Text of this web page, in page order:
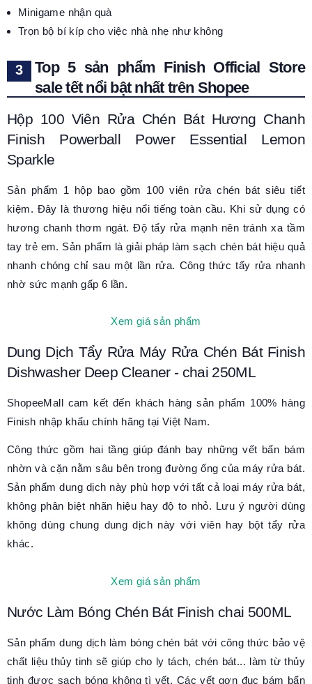
Minigame nhận quà
Trọn bộ bí kíp cho việc nhà nhẹ như không
Top 5 sản phẩm Finish Official Store
sale tết nổi bật nhất trên Shopee
Hộp 100 Viên Rửa Chén Bát Hương Chanh
Finish Powerball Power Essential Lemon
Sparkle
Sản phẩm 1 hộp bao gồm 100 viên rửa chén bát siêu tiết
kiệm. Đây là thương hiệu nổi tiếng toàn cầu. Khi sử dụng có
hương chanh thơm ngát. Độ tẩy rửa mạnh nên tránh xa tầm
tay trẻ em. Sản phẩm là giải pháp làm sạch chén bát hiệu quả
nhanh chóng chỉ sau một lần rửa. Công thức tẩy rửa nhanh
nhờ sức mạnh gấp 6 lần.
Xem giá sản phẩm
Dung Dịch Tẩy Rửa Máy Rửa Chén Bát Finish
Dishwasher Deep Cleaner - chai 250ML
ShopeeMall cam kết đến khách hàng sản phẩm 100% hàng
Finish nhập khẩu chính hãng tại Việt Nam.
Công thức gồm hai tầng giúp đánh bay những vết bẩn bám
nhờn và cặn nằm sâu bên trong đường ống của máy rửa bát.
Sản phẩm dung dịch này phù hợp với tất cả loại máy rửa bát,
không phân biệt nhãn hiệu hay độ to nhỏ. Lưu ý người dùng
không dùng chung dung dịch này với viên hay bột tẩy rửa
khác.
Xem giá sản phẩm
Nước Làm Bóng Chén Bát Finish chai 500ML
Sản phẩm dung dịch làm bóng chén bát với công thức bảo vệ
chất liệu thủy tinh sẽ giúp cho ly tách, chén bát... làm từ thủy
tinh được sạch bóng không tì vết. Các vết gợn đục bám bẩn